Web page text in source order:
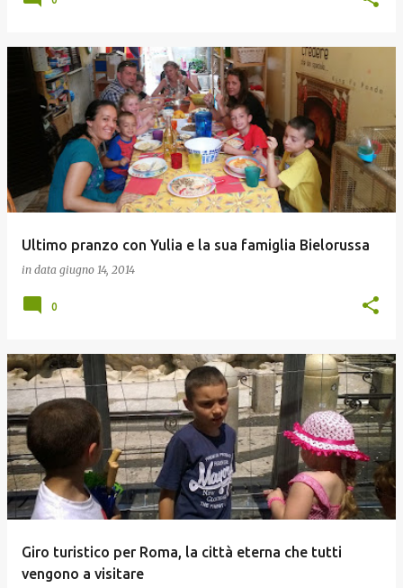
Ultimo pranzo con Yulia e la sua famiglia Bielorussa
in data giugno 14, 2014
0
Giro turistico per Roma, la città eterna che tutti
vengono a visitare